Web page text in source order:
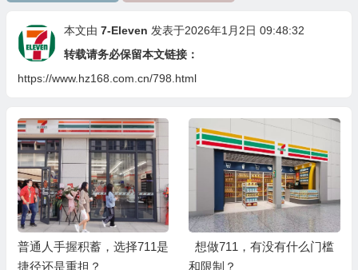
本文由 7-Eleven 发表于2026年1月2日 09:48:32
转载请务必保留本文链接：
https://www.hz168.com.cn/798.html
普通人手握积蓄，选择711是
捷径还是重担？
想做711，有没有什么门槛
和限制？